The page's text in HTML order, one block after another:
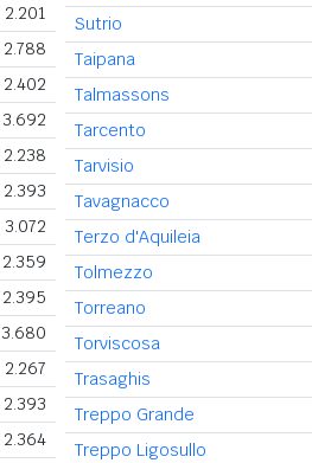
2.201
2.788
2.402
3.692
2.238
2.393
3.072
2.359
2.395
3.680
2.267
2.393
2.364
Sutrio
Taipana
Talmassons
Tarcento
Tarvisio
Tavagnacco
Terzo d'Aquileia
Tolmezzo
Torreano
Torviscosa
Trasaghis
Treppo Grande
Treppo Ligosullo